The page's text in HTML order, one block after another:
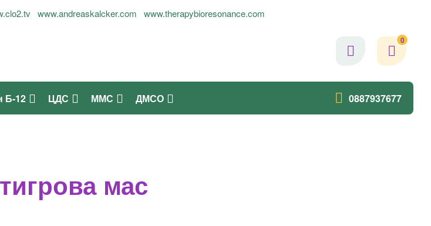
www.andreaskalcker.com www.therapybioresonance.com
0
Б-12 ЦДС ММС ДМСО 0887937677
тигрова мас